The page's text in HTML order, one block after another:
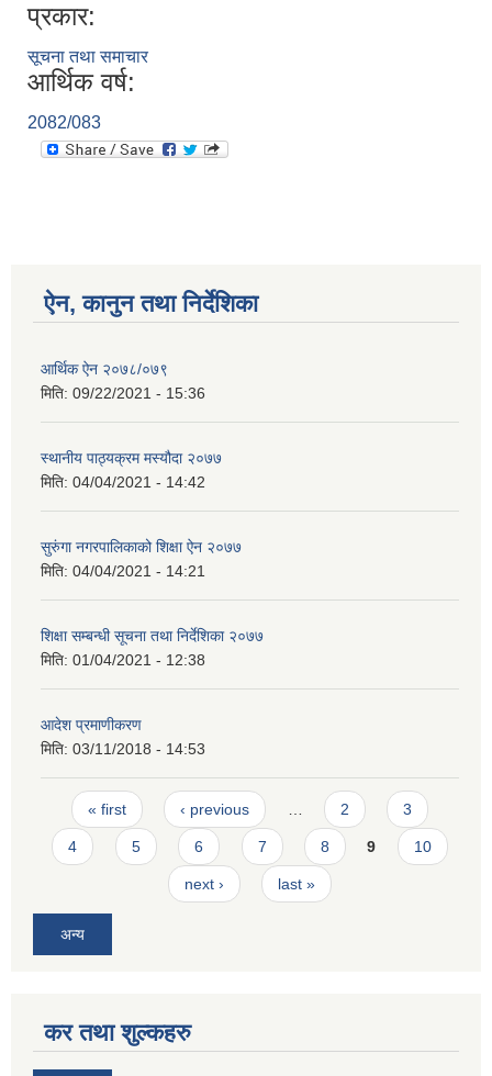
प्रकार:
सूचना तथा समाचार
आर्थिक वर्ष:
2082/083
ऐन, कानुन तथा निर्देशिका
आर्थिक ऐन २०७८/०७९
मिति: 09/22/2021 - 15:36
स्थानीय पाठ्यक्रम मस्यौदा २०७७
मिति: 04/04/2021 - 14:42
सुरुंगा नगरपालिकाको शिक्षा ऐन २०७७
मिति: 04/04/2021 - 14:21
शिक्षा सम्बन्धी सूचना तथा निर्देशिका २०७७
मिति: 01/04/2021 - 12:38
आदेश प्रमाणीकरण
मिति: 03/11/2018 - 14:53
Pages
« first ‹ previous 2 3
4 5 6 7 8 9 10
next › last »
अन्य
कर तथा शुल्कहरु